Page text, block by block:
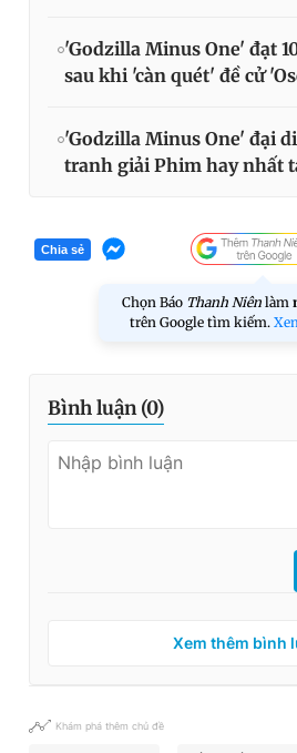
'Godzilla Minus One' đạt
sau khi 'càn quét' đề cử
'Godzilla Minus One' đại
tranh giải Phim hay nhất
Chia sẻ
Chọn Báo Thanh Niên làm
trên Google tìm kiếm.
Bình luận (0)
Xem thêm bình
Khám phá thêm chủ đề